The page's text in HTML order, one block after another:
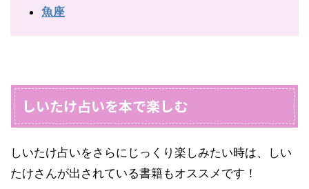
魚座
しいたけ占いを本で楽しむ
しいたけ占いをさらにじっくり楽しみたい時は、しい
たけさんが出されている書籍もオススメです！